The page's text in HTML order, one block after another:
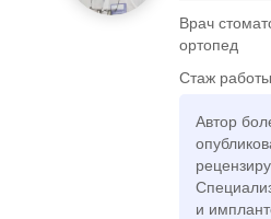
Врач
ортопед
Стаж
Автор
и